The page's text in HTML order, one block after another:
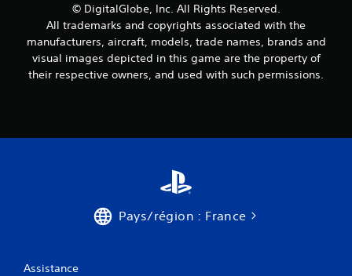
© DigitalGlobe, Inc. All Rights Reserved.
All trademarks and copyrights associated with the
manufacturers, aircraft, models, trade names, brands and
visual images depicted in this game are the property of
their respective owners, and used with such permissions.
Pays/région : France
Assistance